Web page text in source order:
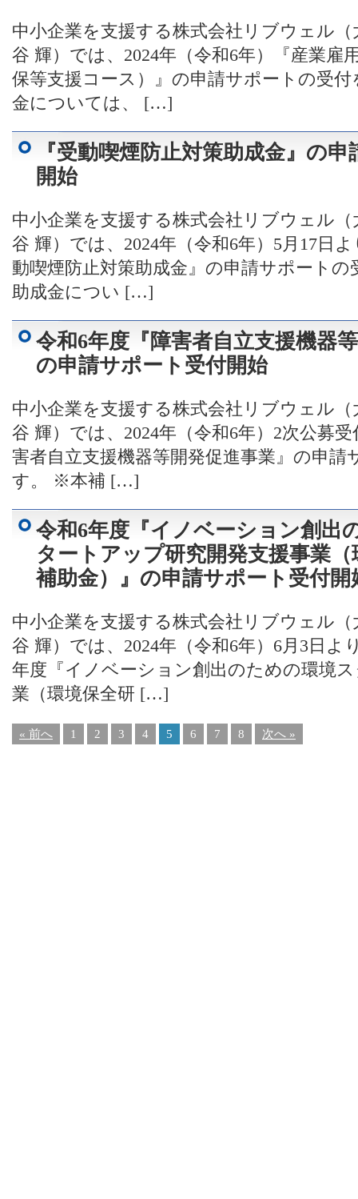
中小企業を支援する株式会社リブウェル
谷 輝）では、2024年（令和6年）『産業雇
保等支援コース）』の申請サポートの受
金については、 […]
『受動喫煙防止対策助成金』の
開始
中小企業を支援する株式会社リブウェル
谷 輝）では、2024年（令和6年）5月17日
動喫煙防止対策助成金』の申請サポート
助成金につい […]
令和6年度『障害者自立支援機器
の申請サポート受付開始
中小企業を支援する株式会社リブウェル
谷 輝）では、2024年（令和6年）2次公募
害者自立支援機器等開発促進事業』の申
す。 ※本補 […]
令和6年度『イノベーション創出
タートアップ研究開発支援事業
補助金）』の申請サポート受付開
中小企業を支援する株式会社リブウェル
谷 輝）では、2024年（令和6年）6月3日よ
年度『イノベーション創出のための環境
業（環境保全研 […]
« 前へ 1 2 3 4 5 6 7 8 次へ »